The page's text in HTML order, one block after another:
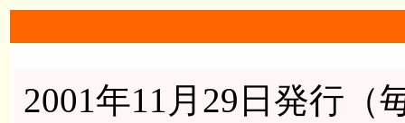
2001年11月29日発行（